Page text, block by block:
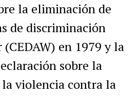
la eliminación de
de discriminación
en 1979 y la
sobre la
violencia contra la